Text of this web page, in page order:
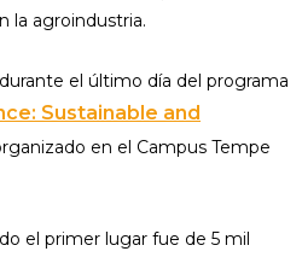
la agroindustria.
el último día del programa
Sustainable and
en el Campus Tempe
el primer lugar fue de 5 mil